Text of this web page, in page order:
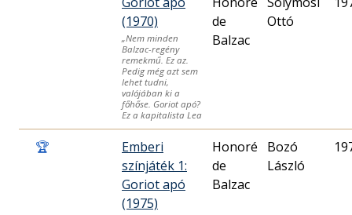
(1970)
„Nem minden
Balzac-regény
remekmű. Ez az.
Pedig még azt sem
lehet tudni,
valójában ki a
főhőse. Goriot apó?
Ez a kapitalista Lea
de
Balzac
Ottó
🏆
Emberi
színjáték 1:
Goriot apó
(1975)
Honoré
de
Balzac
Bozó
László